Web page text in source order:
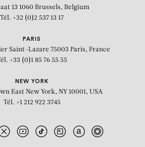
13 1060 Brussels, Belgium
Tél. +32 (0)2 537 13 17
PARIS
Saint-Lazare 75003 Paris, France
+33 (0)1 85 76 55 55
NEW YORK
East New York, NY 10001, USA
Tél. +1 212 922 3745